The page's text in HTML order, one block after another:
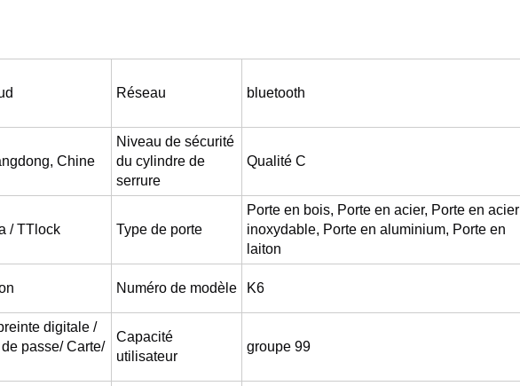
Réseau bluetooth
Chine
Niveau de sécurité
du cylindre de
serrure
Qualité C
/ TTlock Type de porte
Porte en bois, Porte en acier, Porte en acier
inoxydable, Porte en aluminium, Porte en
laiton
Numéro de modèle K6
digitale /
de passe/ Carte/
Capacité
utilisateur
groupe 99